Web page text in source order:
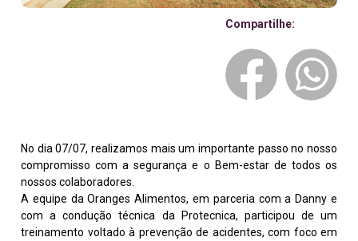
Compartilhe:
No dia 07/07, realizamos mais um importante passo no nosso
compromisso com a segurança e o Bem-estar de todos os
nossos colaboradores.
A equipe da Oranges Alimentos, em parceria com a Danny e
com a condução técnica da Protecnica, participou de um
treinamento voltado à prevenção de acidentes, com foco em